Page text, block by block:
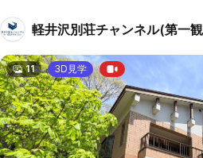
軽井沢別荘チャンネル(第一
11 3D見学